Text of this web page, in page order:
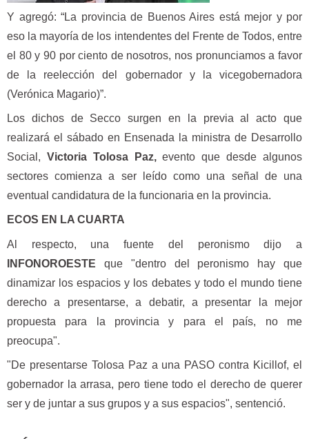
Y agregó: “La provincia de Buenos Aires está mejor y por
eso la mayoría de los intendentes del Frente de Todos, entre
el 80 y 90 por ciento de nosotros, nos pronunciamos a favor
de la reelección del gobernador y la vicegobernadora
(Verónica Magario)”.
Los dichos de Secco surgen en la previa al acto que
realizará el sábado en Ensenada la ministra de Desarrollo
Social, Victoria Tolosa Paz,evento que desde algunos
sectores comienza a ser leído como una señal de una
eventual candidatura de la funcionaria en la provincia.
ECOS EN LA CUARTA
Al respecto, una fuente del peronismo dijo a
INFONOROESTE que "dentro del peronismo hay que
dinamizar los espacios y los debates y todo el mundo tiene
derecho a presentarse, a debatir, a presentar la mejor
propuesta para la provincia y para el país, no me
preocupa".
"De presentarse Tolosa Paz a una PASO contra Kicillof, el
gobernador la arrasa, pero tiene todo el derecho de querer
ser y de juntar a sus grupos y a sus espacios", sentenció.